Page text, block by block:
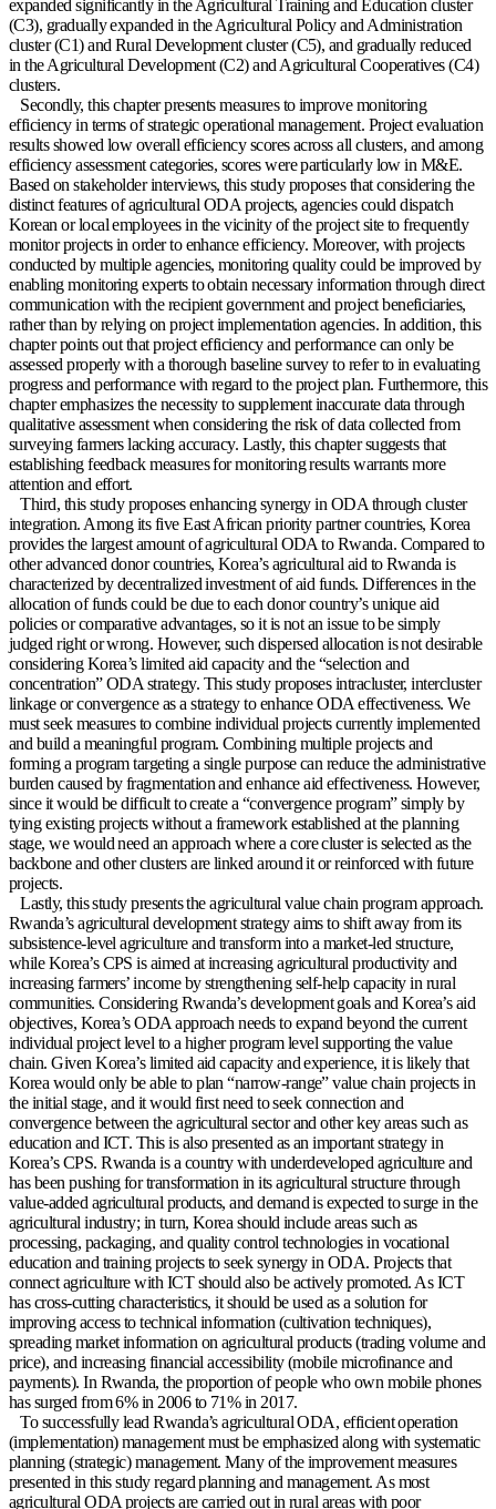
expanded significantly in the Agricultural Training and Education cluster
(C3), gradually expanded in the Agricultural Policy and Administration
cluster (C1) and Rural Development cluster (C5), and gradually reduced
in the Agricultural Development (C2) and Agricultural Cooperatives (C4)
clusters.
Secondly, this chapter presents measures to improve monitoring
efficiency in terms of strategic operational management. Project evaluation
results showed low overall efficiency scores across all clusters, and among
efficiency assessment categories, scores were particularly low in M&E.
Based on stakeholder interviews, this study proposes that considering the
distinct features of agricultural ODA projects, agencies could dispatch
Korean or local employees in the vicinity of the project site to frequently
monitor projects in order to enhance efficiency. Moreover, with projects
conducted by multiple agencies, monitoring quality could be improved by
enabling monitoring experts to obtain necessary information through direct
communication with the recipient government and project beneficiaries,
rather than by relying on project implementation agencies. In addition, this
chapter points out that project efficiency and performance can only be
assessed properly with a thorough baseline survey to refer to in evaluating
progress and performance with regard to the project plan. Furthermore, this
chapter emphasizes the necessity to supplement inaccurate data through
qualitative assessment when considering the risk of data collected from
surveying farmers lacking accuracy. Lastly, this chapter suggests that
establishing feedback measures for monitoring results warrants more
attention and effort.
Third, this study proposes enhancing synergy in ODA through cluster
integration. Among its five East African priority partner countries, Korea
provides the largest amount of agricultural ODA to Rwanda. Compared to
other advanced donor countries, Korea’s agricultural aid to Rwanda is
characterized by decentralized investment of aid funds. Differences in the
allocation of funds could be due to each donor country’s unique aid
policies or comparative advantages, so it is not an issue to be simply
judged right or wrong. However, such dispersed allocation is not desirable
considering Korea’s limited aid capacity and the “selection and
concentration” ODA strategy. This study proposes intracluster, intercluster
linkage or convergence as a strategy to enhance ODA effectiveness. We
must seek measures to combine individual projects currently implemented
and build a meaningful program. Combining multiple projects and
forming a program targeting a single purpose can reduce the administrative
burden caused by fragmentation and enhance aid effectiveness. However,
since it would be difficult to create a “convergence program” simply by
tying existing projects without a framework established at the planning
stage, we would need an approach where a core cluster is selected as the
backbone and other clusters are linked around it or reinforced with future
projects.
Lastly, this study presents the agricultural value chain program approach.
Rwanda’s agricultural development strategy aims to shift away from its
subsistence-level agriculture and transform into a market-led structure,
while Korea’s CPS is aimed at increasing agricultural productivity and
increasing farmers’ income by strengthening self-help capacity in rural
communities. Considering Rwanda’s development goals and Korea’s aid
objectives, Korea’s ODA approach needs to expand beyond the current
individual project level to a higher program level supporting the value
chain. Given Korea’s limited aid capacity and experience, it is likely that
Korea would only be able to plan “narrow-range” value chain projects in
the initial stage, and it would first need to seek connection and
convergence between the agricultural sector and other key areas such as
education and ICT. This is also presented as an important strategy in
Korea’s CPS. Rwanda is a country with underdeveloped agriculture and
has been pushing for transformation in its agricultural structure through
value-added agricultural products, and demand is expected to surge in the
agricultural industry; in turn, Korea should include areas such as
processing, packaging, and quality control technologies in vocational
education and training projects to seek synergy in ODA. Projects that
connect agriculture with ICT should also be actively promoted. As ICT
has cross-cutting characteristics, it should be used as a solution for
improving access to technical information (cultivation techniques),
spreading market information on agricultural products (trading volume and
price), and increasing financial accessibility (mobile microfinance and
payments). In Rwanda, the proportion of people who own mobile phones
has surged from 6% in 2006 to 71% in 2017.
To successfully lead Rwanda’s agricultural ODA, efficient operation
(implementation) management must be emphasized along with systematic
planning (strategic) management. Many of the improvement measures
presented in this study regard planning and management. As most
agricultural ODA projects are carried out in rural areas with poor